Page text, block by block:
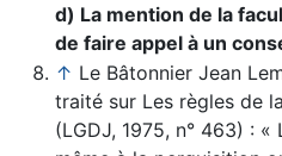
d) La mention de la
de faire appel à un
↑ Le Bâtonnier Jean
traité sur Les règles de
(LGDJ, 1975, n° 463) :